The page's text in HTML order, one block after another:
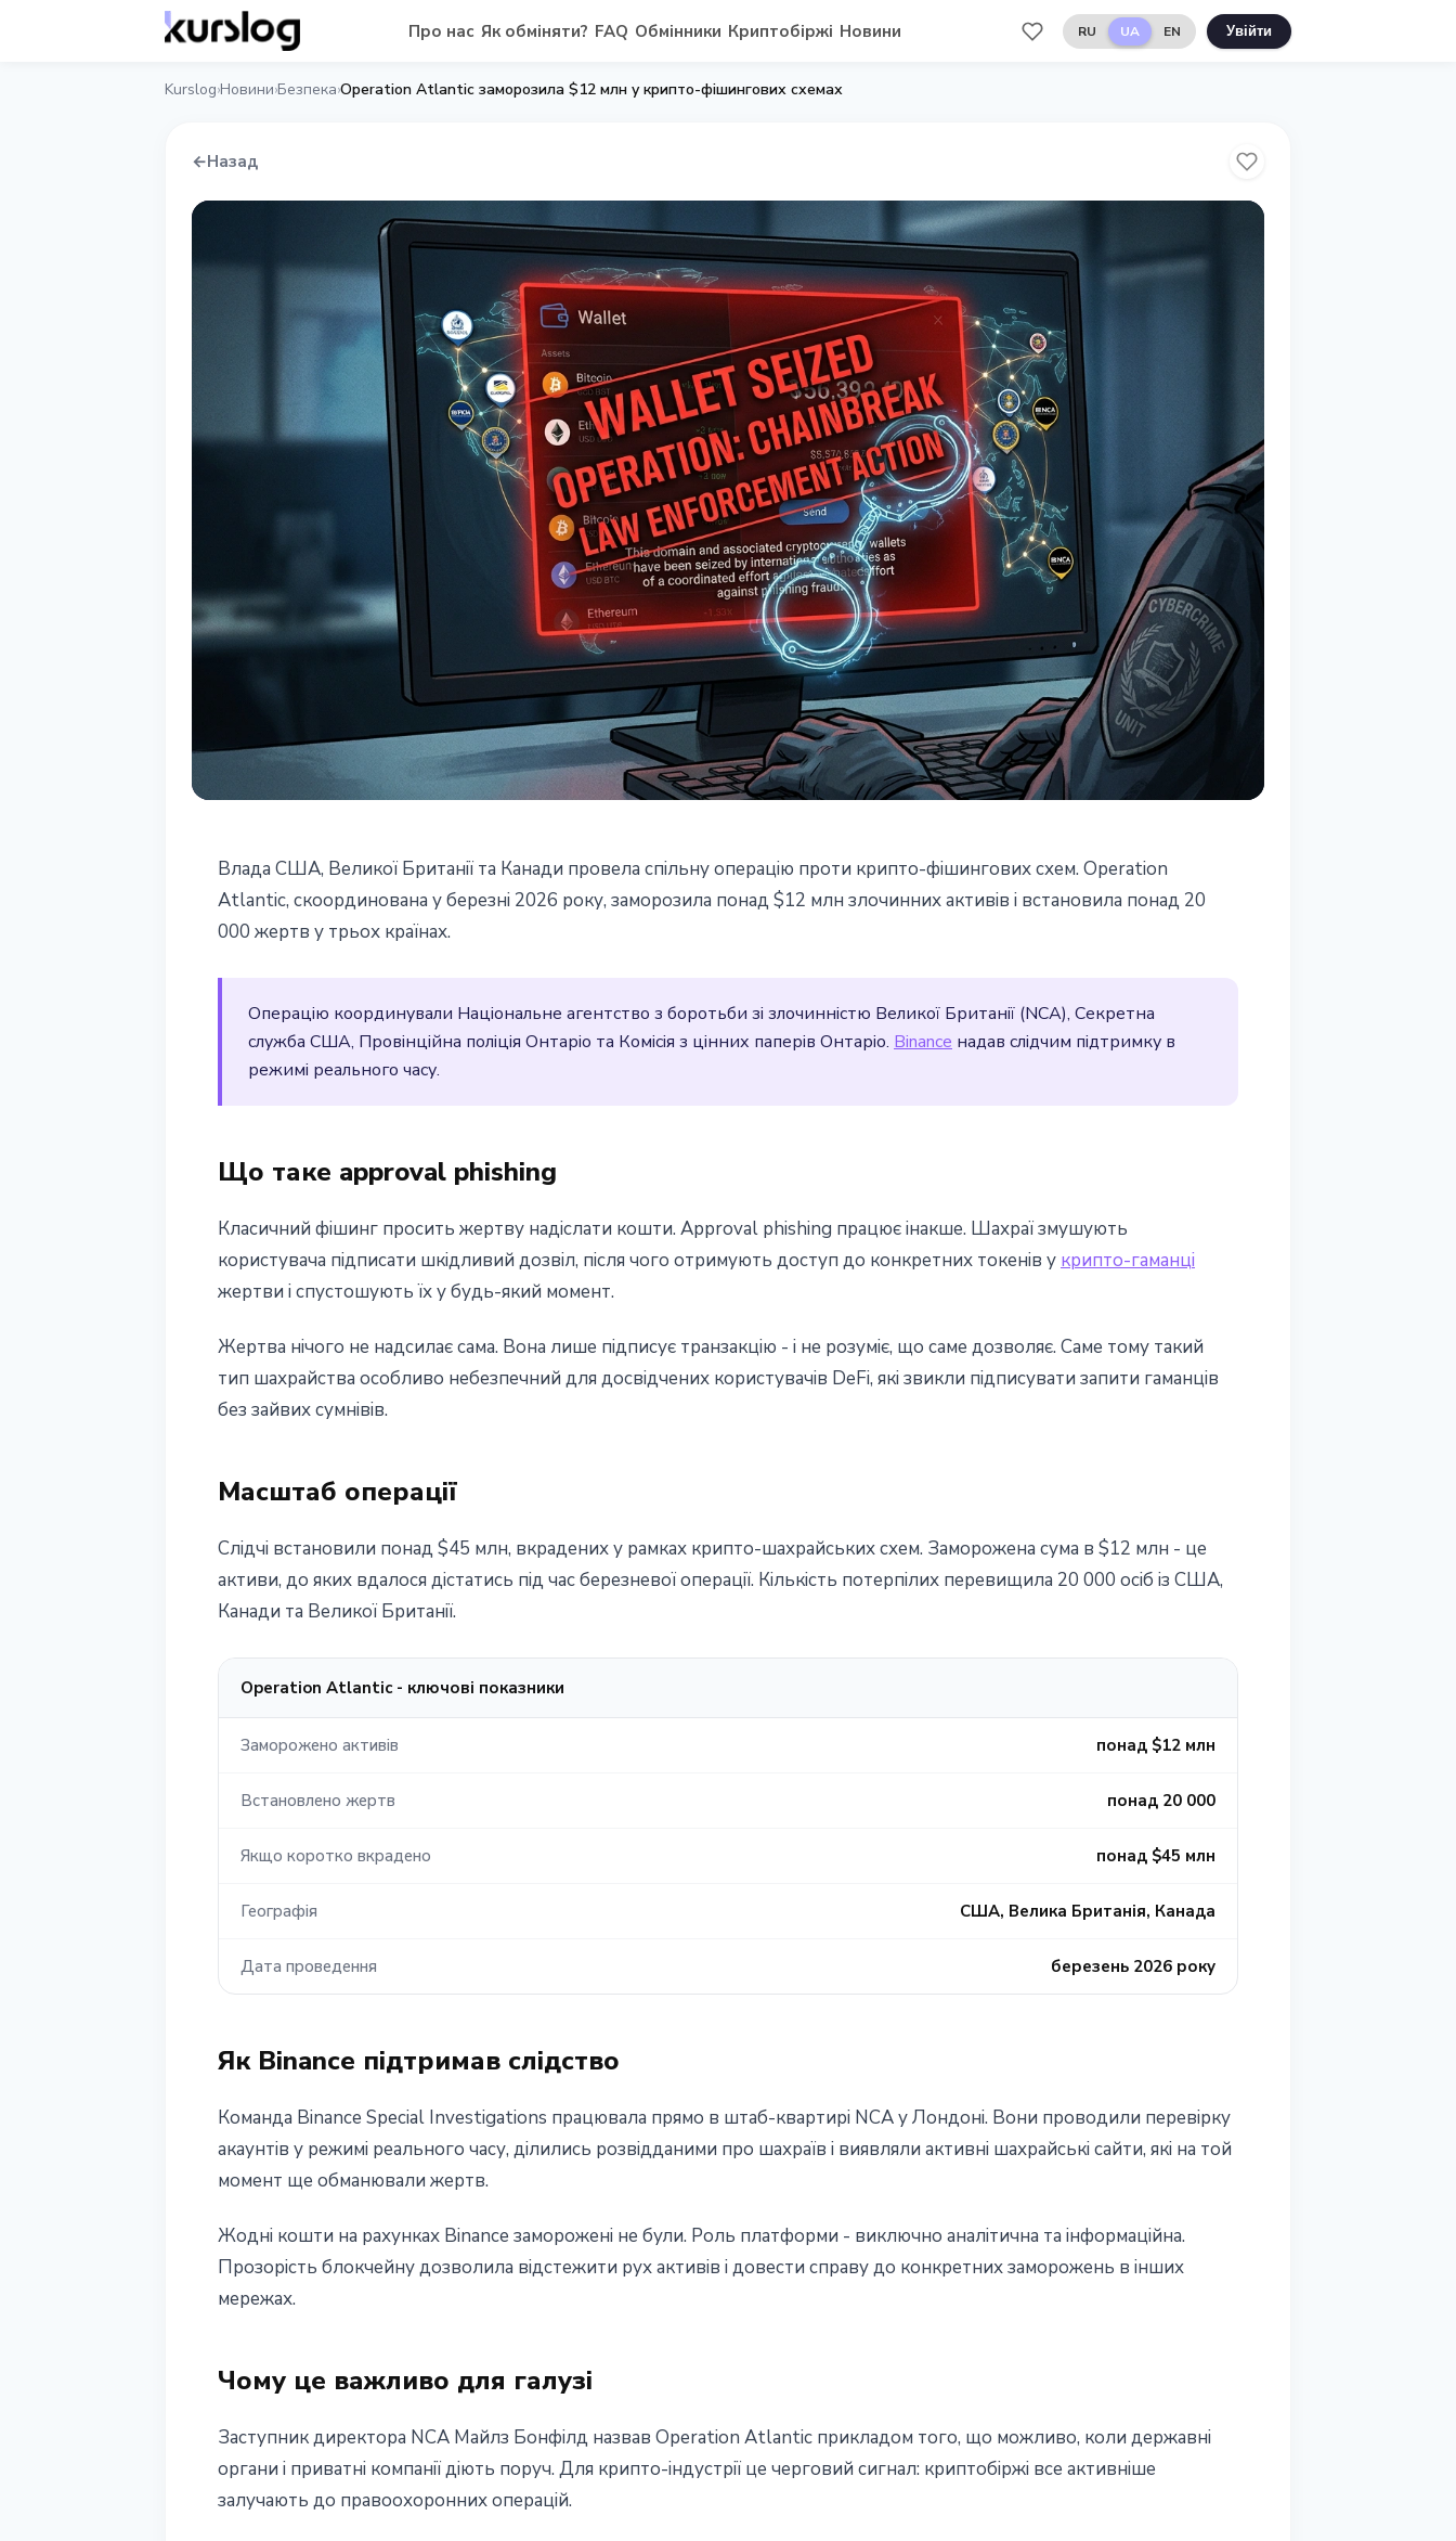
Про нас Як обміняти? FAQ Обмінники Криптобіржі Новини RU UA EN Увійти
Kurslog›Новини›Безпека›Operation Atlantic заморозила $12 млн у крипто-фішингових схемах
←Назад
Operation Atlantic заморозила $12 млн -
США, Велика Британія та Канада проти
крипто-фішингу
10 квітня 2026 р.2 хв читання
Наталія Дорофєєва
Влада США, Великої Британії та Канади провела спільну операцію проти крипто-фішингових схем. Operation
Atlantic, скоординована у березні 2026 року, заморозила понад $12 млн злочинних активів і встановила понад 20
000 жертв у трьох країнах.
Операцію координували Національне агентство з боротьби зі злочинністю Великої Британії (NCA), Секретна
служба США, Провінційна поліція Онтаріо та Комісія з цінних паперів Онтаріо. Binance надав слідчим підтримку в
режимі реального часу.
Що таке approval phishing
Класичний фішинг просить жертву надіслати кошти. Approval phishing працює інакше. Шахраї змушують
користувача підписати шкідливий дозвіл, після чого отримують доступ до конкретних токенів у крипто-гаманці
жертви і спустошують їх у будь-який момент.
Жертва нічого не надсилає сама. Вона лише підписує транзакцію - і не розуміє, що саме дозволяє. Саме тому такий
тип шахрайства особливо небезпечний для досвідчених користувачів DeFi, які звикли підписувати запити гаманців
без зайвих сумнівів.
Масштаб операції
Слідчі встановили понад $45 млн, вкрадених у рамках крипто-шахрайських схем. Заморожена сума в $12 млн - це
активи, до яких вдалося дістатись під час березневої операції. Кількість потерпілих перевищила 20 000 осіб із США,
Канади та Великої Британії.
Operation Atlantic - ключові показники
Заморожено активів понад $12 млн
Встановлено жертв понад 20 000
Якщо коротко вкрадено понад $45 млн
Географія США, Велика Британія, Канада
Дата проведення березень 2026 року
Як Binance підтримав слідство
Команда Binance Special Investigations працювала прямо в штаб-квартирі NCA у Лондоні. Вони проводили перевірку
акаунтів у режимі реального часу, ділились розвідданими про шахраїв і виявляли активні шахрайські сайти, які на той
момент ще обманювали жертв.
Жодні кошти на рахунках Binance заморожені не були. Роль платформи - виключно аналітична та інформаційна.
Прозорість блокчейну дозволила відстежити рух активів і довести справу до конкретних заморожень в інших
мережах.
Чому це важливо для галузі
Заступник директора NCA Майлз Бонфілд назвав Operation Atlantic прикладом того, що можливо, коли державні
органи і приватні компанії діють поруч. Для крипто-індустрії це черговий сигнал: криптобіржі все активніше
залучають до правоохоронних операцій.